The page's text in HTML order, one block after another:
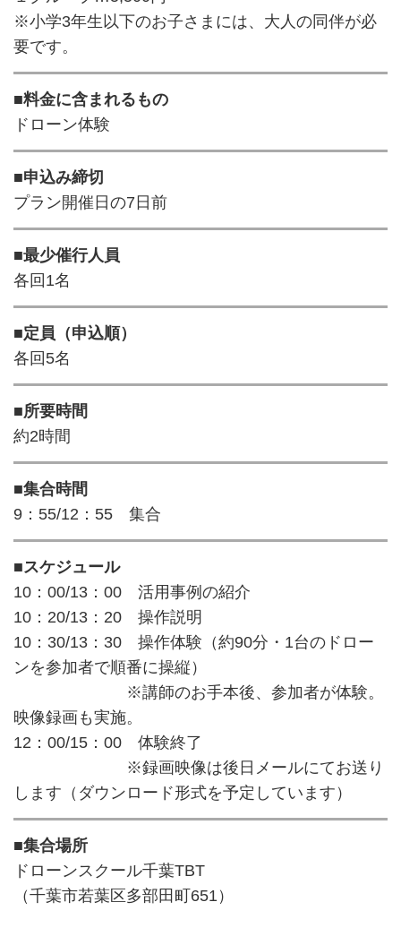
※小学3年生以下のお子さまには、大人の同伴が必
要です。
■料金に含まれるもの
ドローン体験
■申込み締切
プラン開催日の7日前
■最少催行人員
各回1名
■定員（申込順）
各回5名
■所要時間
約2時間
■集合時間
9：55/12：55 集合
■スケジュール
10：00/13：00 活用事例の紹介
10：20/13：20 操作説明
10：30/13：30 操作体験（約90分・1台のドロー
ンを参加者で順番に操縦）
※講師のお手本後、参加者が体験。
映像録画も実施。
12：00/15：00 体験終了
※録画映像は後日メールにてお送り
します（ダウンロード形式を予定しています）
■集合場所
ドローンスクール千葉TBT
（千葉市若葉区多部田町651）